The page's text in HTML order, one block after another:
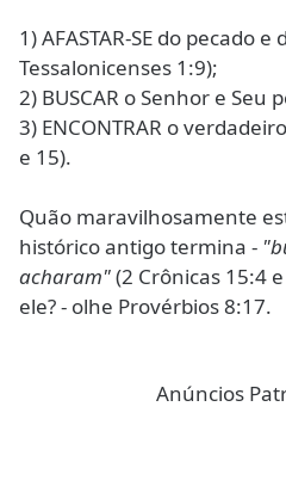
1) AFASTAR-SE do pecado e
Tessalonicenses 1:9);
2) BUSCAR o Senhor e Seu
3) ENCONTRAR o
e 15).
Quão maravilhosamente
histórico antigo termina -
acharam"(2 Crônicas 15:4
ele? - olhe Provérbios 8:17.
Anúncios